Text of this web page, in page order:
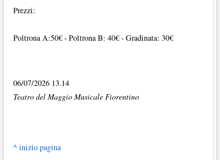
Prezzi:
Poltrona A:50€ - Poltrona B: 40€ - Gradinata: 30€
06/07/2026 13.14
Teatro del Maggio Musicale Fiorentino
^ inizio pagina